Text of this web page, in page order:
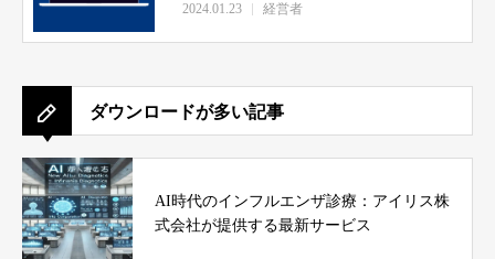
2024.01.23 経営者
ダウンロードが多い記事
AI時代のインフルエンザ診療：アイリス株
式会社が提供する最新サービス